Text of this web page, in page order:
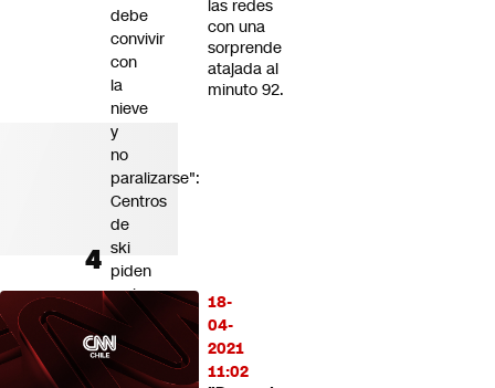
las redes
con una
sorprende
atajada al
minuto 92.
18-
04-
2021
11:02
debe
convivir
con
la
nieve
y
no
paralizarse":
Centros
de
ski
piden
revisar
criterios
para
el